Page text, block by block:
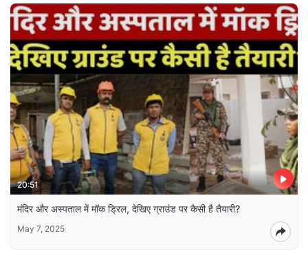
20:51
मंदिर और अस्पताल में मॉक ड्रिल, देखिए ग्राउंड पर कैसी है तैयारी?
May 7, 2025